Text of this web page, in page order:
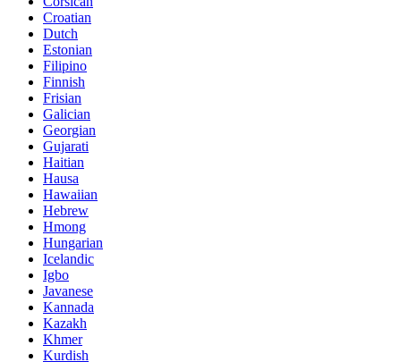
Croatian
Dutch
Estonian
Filipino
Finnish
Frisian
Galician
Georgian
Gujarati
Haitian
Hausa
Hawaiian
Hebrew
Hmong
Hungarian
Icelandic
Igbo
Javanese
Kannada
Kazakh
Khmer
Kurdish